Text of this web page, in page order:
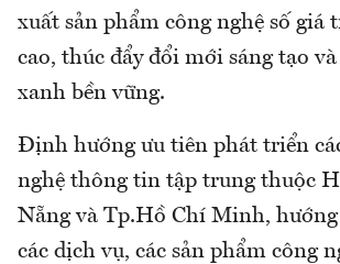
xuất sản phẩm công nghệ số giá
cao, thúc đẩy đổi mới sáng tạo
xanh bền vững.
Định hướng ưu tiên phát triển
nghệ thông tin tập trung thuộc
Nẵng và Tp.Hồ Chí Minh,
các dịch vụ, các sản phẩm công